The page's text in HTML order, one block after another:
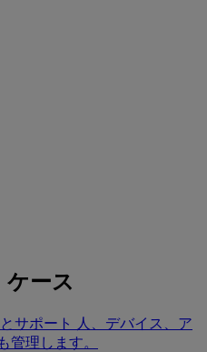
ケース
サポート
人、デバイス、ア
管理します。